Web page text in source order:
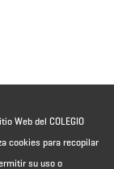
Web del COLEGIO
cookies para recopilar
su uso o